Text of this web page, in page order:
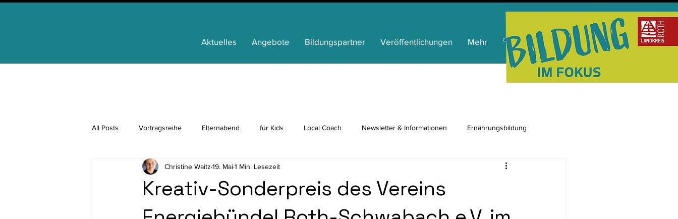
Aktuelles Angebote Bildungspartner Veröffentlichungen Mehr
All Posts Vortragsreihe Elternabend für Kids Local Coach Newsletter & Informationen Ernährungsbildung
Regionale Identität FamilienApp Ganztag
für Schülerinnen und Schüler für Senioren für Familien Inklusion Ehrenamt Medienkompetenz
Kreativ-Sonderpreis des Vereins
Christine Waitz 19. Mai1 Min. Lesezeit